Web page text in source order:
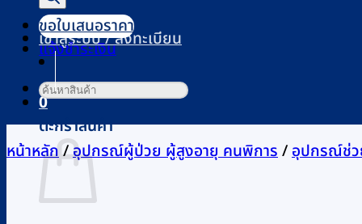
เข้าสู่ระบบ / ลงทะเบียน
0
ตะกร้าสินค้า
ขอใบเสนอราคา
แจ้งชำระเงิน
ค้นหา:
หน้าหลัก/อุปกรณ์ผู้ป่วย ผู้สูงอายุ คนพิการ/อุปกรณ์ช่ว